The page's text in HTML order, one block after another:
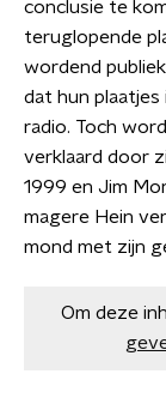
conclusie te
teruglopende
wordend
dat hun
radio. Toch
verklaard door
1999 en Jim
magere Hein
mond met zijn
Om deze